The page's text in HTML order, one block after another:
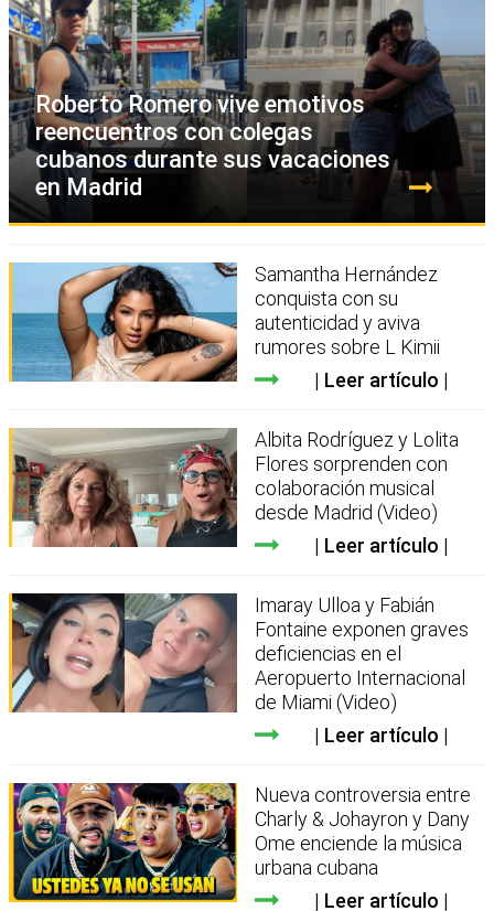
Roberto Romero vive emotivos
reencuentros con colegas
cubanos durante sus vacaciones
en Madrid
Samantha Hernández
conquista con su
autenticidad y aviva
rumores sobre L Kimii
Leer artículo
Albita Rodríguez y Lolita
Flores sorprenden con
colaboración musical
desde Madrid (Video)
Leer artículo
Imaray Ulloa y Fabián
Fontaine exponen graves
deficiencias en el
Aeropuerto Internacional
de Miami (Video)
Leer artículo
Nueva controversia entre
Charly & Johayron y Dany
Ome enciende la música
urbana cubana
Leer artículo